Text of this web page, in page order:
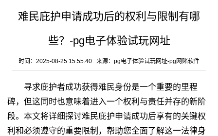
难民庇护申请成功后的权利与限制有哪
些？-pg电子体验试玩网址
时间：2025-08-25 15:55:40 来源： pg电子体验试玩网址-pg网赌软件
寻求庇护者成功获得难民身份是一个重要的里程
碑，但这同时也意味着进入一个权利与责任并存的新阶
段。本文将详细探讨难民庇护申请成功后享有的关键权
利和必须遵守的重要限制，帮助您全面了解这一法律身